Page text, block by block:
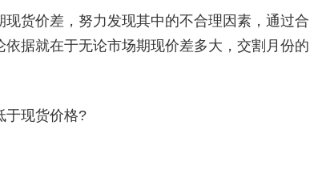
货价差，努力发现其中的不合理因素，通过合
据就在于无论市场期现价差多大，交割月份的
现货价格?